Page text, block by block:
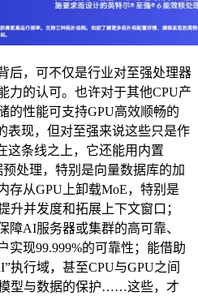
后，可不仅是行业对至强处理器
力的认可。也许对于其他CPU产
的性能可支持GPU高效顺畅的
表现，但对至强来说这些只是作
这条线之上，它还能用内置
处理，特别是向量数据库的加
存从GPU上卸载MoE，特别是
升并发度和拓展上下文窗口；
障AI服务器或集群的高可靠、
实现99.999%的可靠性；能借助
执行域，甚至CPU与GPU之间
型与数据的保护……这些，才